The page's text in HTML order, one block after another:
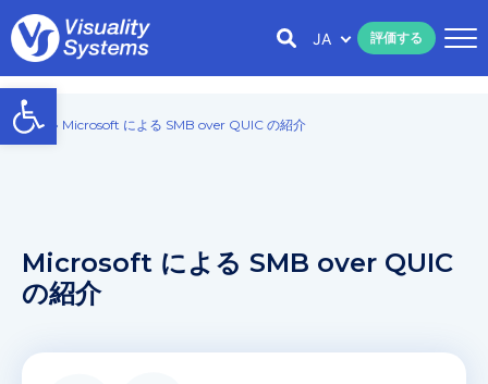
Open toolbar
評価する
JA
Home » Microsoft による SMB over QUIC の紹介
Microsoft による SMB over QUIC
の紹介